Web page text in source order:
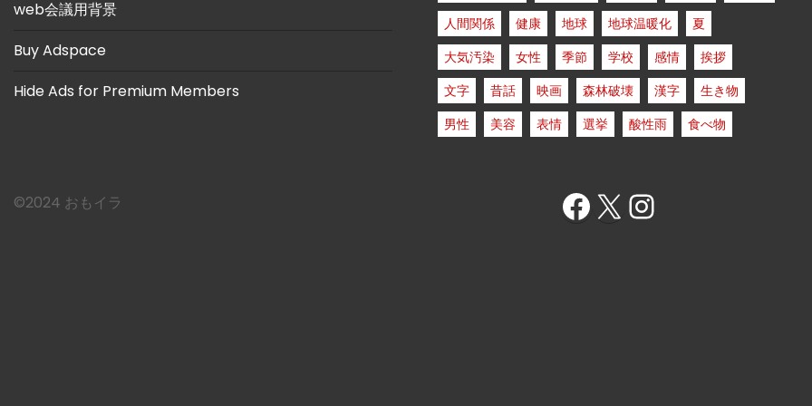
web会議用背景
Buy Adspace
Hide Ads for Premium Members
人間関係 健康 地球 地球温暖化
夏
大気汚染
女性 季節 学校 感情
挨拶
文字
昔話 映画 森林破壊 漢字
生き物
男性
美容 表情 選挙 酸性雨 食べ物
©︎2024 おもイラ Facebook X Instagram